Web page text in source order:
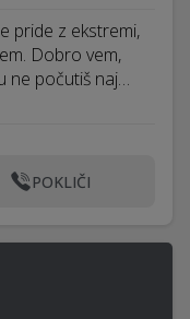
pride z ekstremi,
Dobro vem,
ne počutiš naj…
POKLIČI